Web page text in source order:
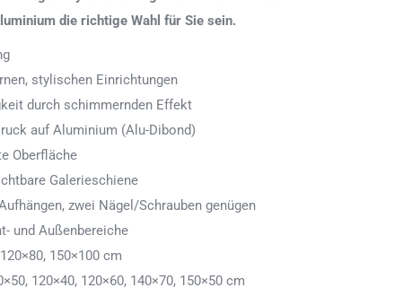
die richtige Wahl für Sie sein.
stylischen Einrichtungen
durch schimmernden Effekt
auf Aluminium (Alu-Dibond)
Oberfläche
Galerieschiene
zwei Nägel/Schrauben genügen
und Außenbereiche
150×100 cm
120×40, 120×60, 140×70, 150×50 cm